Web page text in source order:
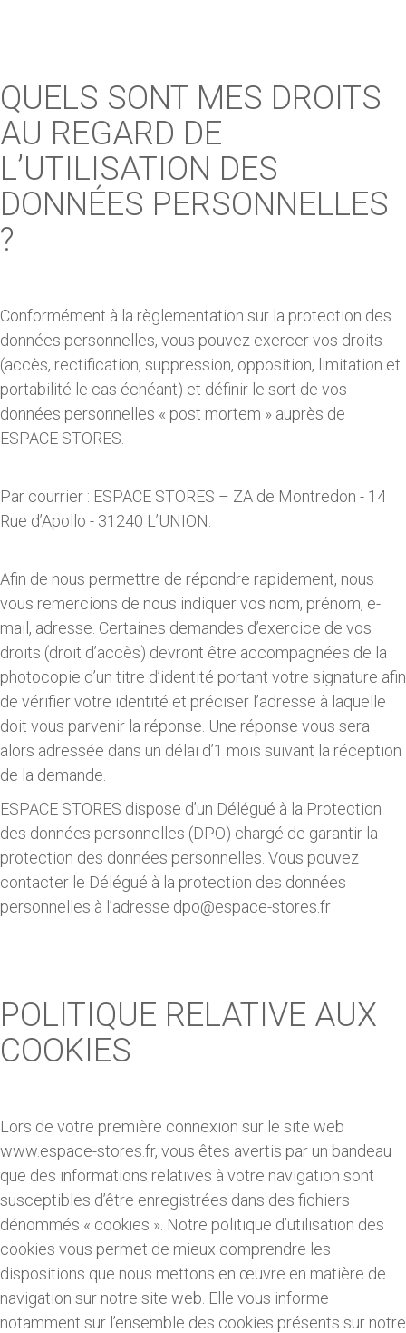
QUELS SONT MES DROITS
AU REGARD DE
L’UTILISATION DES
DONNÉES PERSONNELLES
?
Conformément à la règlementation sur la protection des
données personnelles, vous pouvez exercer vos droits
(accès, rectification, suppression, opposition, limitation et
portabilité le cas échéant) et définir le sort de vos
données personnelles « post mortem » auprès de
ESPACE STORES.
Par courrier : ESPACE STORES – ZA de Montredon - 14
Rue d’Apollo - 31240 L’UNION.
Afin de nous permettre de répondre rapidement, nous
vous remercions de nous indiquer vos nom, prénom, e-
mail, adresse. Certaines demandes d’exercice de vos
droits (droit d’accès) devront être accompagnées de la
photocopie d’un titre d’identité portant votre signature afin
de vérifier votre identité et préciser l’adresse à laquelle
doit vous parvenir la réponse. Une réponse vous sera
alors adressée dans un délai d’1 mois suivant la réception
de la demande.
ESPACE STORES dispose d’un Délégué à la Protection
des données personnelles (DPO) chargé de garantir la
protection des données personnelles. Vous pouvez
contacter le Délégué à la protection des données
personnelles à l’adresse dpo@espace-stores.fr
POLITIQUE RELATIVE AUX
COOKIES
Lors de votre première connexion sur le site web
www.espace-stores.fr, vous êtes avertis par un bandeau
que des informations relatives à votre navigation sont
susceptibles d’être enregistrées dans des fichiers
dénommés « cookies ». Notre politique d’utilisation des
cookies vous permet de mieux comprendre les
dispositions que nous mettons en œuvre en matière de
navigation sur notre site web. Elle vous informe
notamment sur l’ensemble des cookies présents sur notre